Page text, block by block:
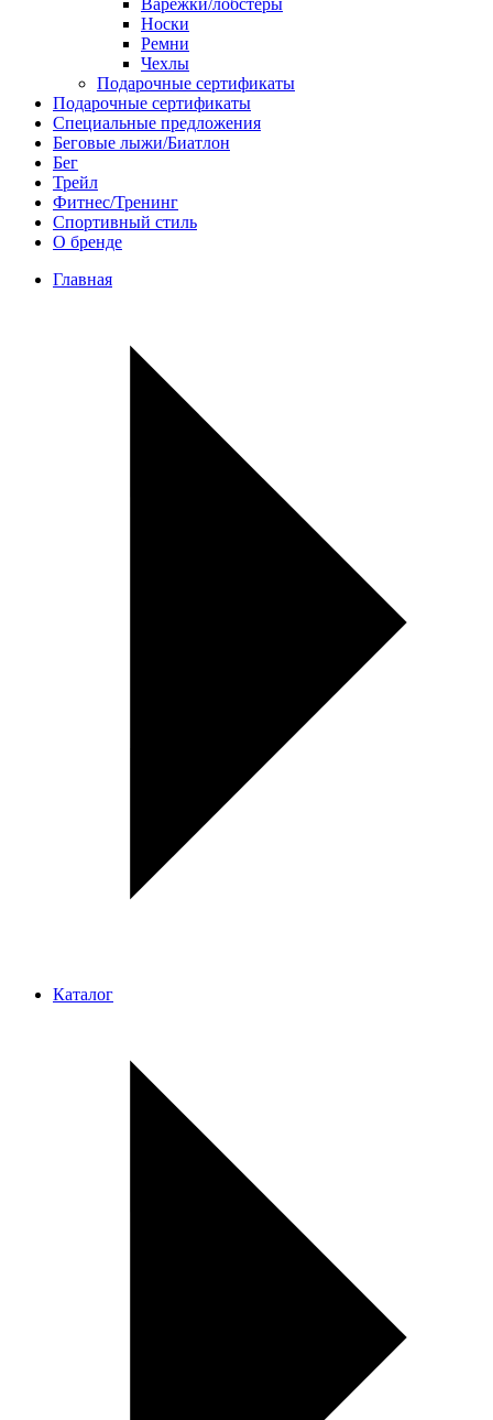
Варежки/лобстеры
Носки
Ремни
Чехлы
Подарочные сертификаты
Подарочные сертификаты
Специальные предложения
Беговые лыжи/Биатлон
Бег
Трейл
Фитнес/Тренинг
Спортивный стиль
О бренде
Главная
Каталог